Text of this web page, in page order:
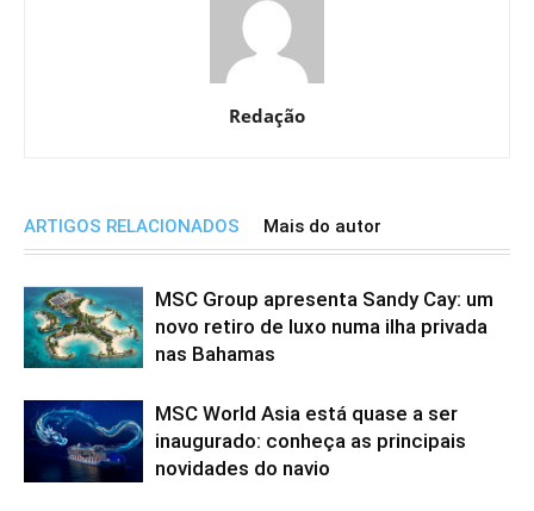
Redação
ARTIGOS RELACIONADOS Mais do autor
MSC Group apresenta Sandy Cay: um
novo retiro de luxo numa ilha privada
nas Bahamas
MSC World Asia está quase a ser
inaugurado: conheça as principais
novidades do navio